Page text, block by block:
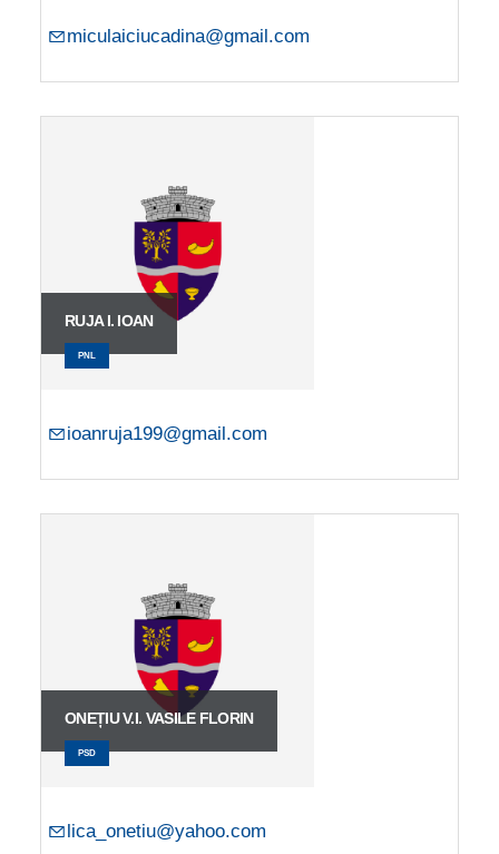
miculaiciucadina@gmail.com
RUJA I. IOAN
PNL
ioanruja199@gmail.com
ONEȚIU V.I. VASILE FLORIN
PSD
lica_onetiu@yahoo.com